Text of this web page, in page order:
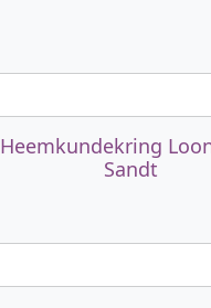
Heemkundekring
Sandt